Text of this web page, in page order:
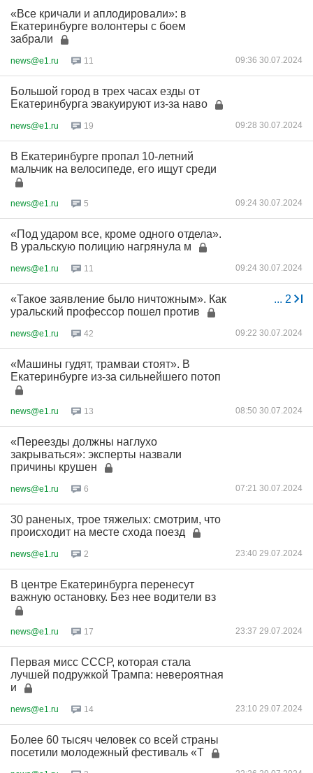
«Все кричали и аплодировали»: в
Екатеринбурге волонтеры с боем
забрали
news@e1.ru 11 09:36 30.07.2024
Большой город в трех часах езды от
Екатеринбурга эвакуируют из-за наво
news@e1.ru 19 09:28 30.07.2024
В Екатеринбурге пропал 10-летний
мальчик на велосипеде, его ищут среди
news@e1.ru 5 09:24 30.07.2024
«Под ударом все, кроме одного отдела».
В уральскую полицию нагрянула м
news@e1.ru 11 09:24 30.07.2024
... 2
«Такое заявление было ничтожным». Как
уральский профессор пошел против
news@e1.ru 42 09:22 30.07.2024
«Машины гудят, трамваи стоят». В
Екатеринбурге из-за сильнейшего потоп
news@e1.ru 13 08:50 30.07.2024
«Переезды должны наглухо
закрываться»: эксперты назвали
причины крушен
news@e1.ru 6 07:21 30.07.2024
30 раненых, трое тяжелых: смотрим, что
происходит на месте схода поезд
news@e1.ru 2 23:40 29.07.2024
В центре Екатеринбурга перенесут
важную остановку. Без нее водители вз
news@e1.ru 17 23:37 29.07.2024
Первая мисс СССР, которая стала
лучшей подружкой Трампа: невероятная
и
news@e1.ru 14 23:10 29.07.2024
Более 60 тысяч человек со всей страны
посетили молодежный фестиваль «Т